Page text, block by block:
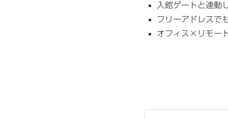
入館ゲートと連動
フリーアドレスで
オフィス×リモー